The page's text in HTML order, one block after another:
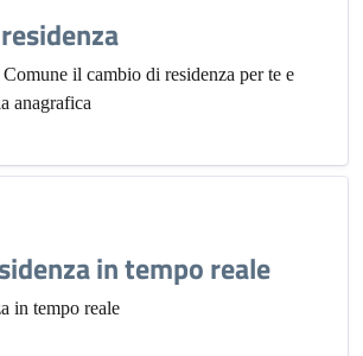
il cambio di residenza per te e
anagrafica
in tempo reale
in tempo reale